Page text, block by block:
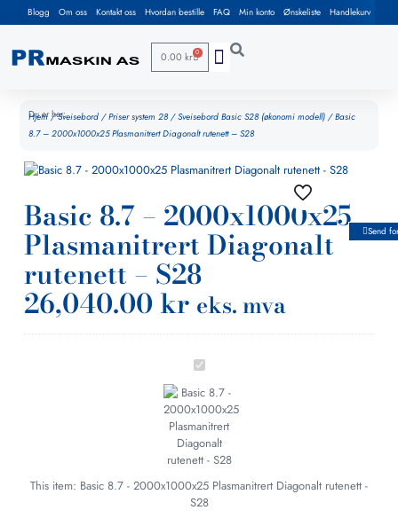
Blogg Om oss Kontakt oss Hvordan bestille FAQ Min konto Ønskeliste Handlekurv
0.00 kr 0
Du er her:
Hjem/Sveisebord /Priser system 28/Sveisebord Basic S28 (økonomi modell) / Basic
8.7 – 2000x1000x25 Plasmanitrert Diagonalt rutenett – S28
Basic 8.7 – 2000x1000x25
Plasmanitrert Diagonalt
rutenett – S28
26,040.00kr eks. mva
Basic
-
2000x1000x25
Plasmanitrert
Diagonalt
rutenett
-
S28
This item: Basic 8.7 - 2000x1000x25 Plasmanitrert Diagonalt rutenett -
S28
Send